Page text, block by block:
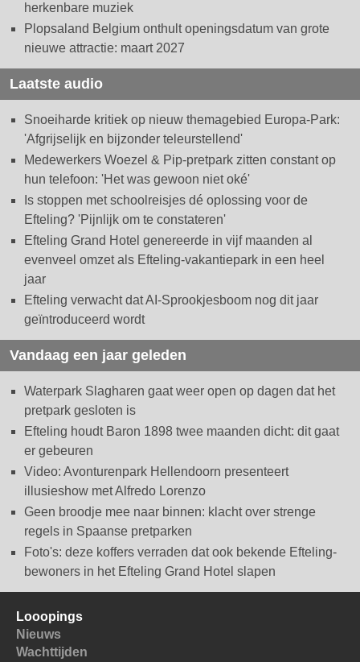
herkenbare muziek
Plopsaland Belgium onthult openingsdatum van grote
nieuwe attractie: maart 2027
Laatste audio
Snoeiharde kritiek op nieuw themagebied Europa-Park:
'Afgrijselijk en bijzonder teleurstellend'
Medewerkers Woezel & Pip-pretpark zitten constant op
hun telefoon: 'Het was gewoon niet oké'
Is stoppen met schoolreisjes dé oplossing voor de
Efteling? 'Pijnlijk om te constateren'
Efteling Grand Hotel genereerde in vijf maanden al
evenveel omzet als Efteling-vakantiepark in een heel
jaar
Efteling verwacht dat AI-Sprookjesboom nog dit jaar
geïntroduceerd wordt
Vandaag een jaar geleden
Waterpark Slagharen gaat weer open op dagen dat het
pretpark gesloten is
Efteling houdt Baron 1898 twee maanden dicht: dit gaat
er gebeuren
Video: Avonturenpark Hellendoorn presenteert
illusieshow met Alfredo Lorenzo
Geen broodje mee naar binnen: klacht over strenge
regels in Spaanse pretparken
Foto's: deze koffers verraden dat ook bekende Efteling-
bewoners in het Efteling Grand Hotel slapen
Looopings
Nieuws
Wachttijden